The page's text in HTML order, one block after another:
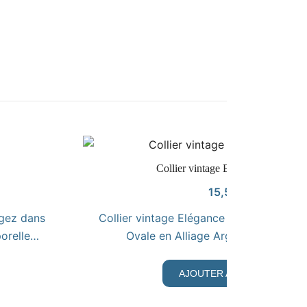
dans
VOIR LE PRODUIT
Collier vintage Elegance d’antan
15,50
Collier vintage Elégance d’antan Collier
Ovale en Alliage Argenté Ornée
AJOUTER AU PANIER